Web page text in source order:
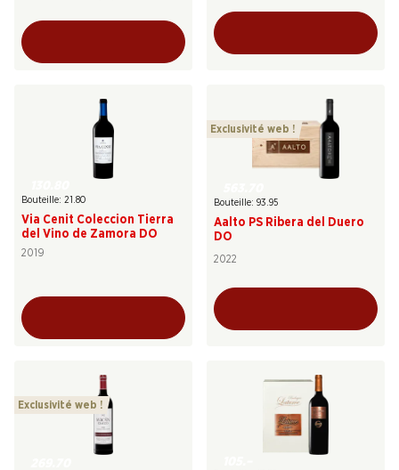
Bouteille: 21.80
Via Cenit Coleccion Tierra
del Vino de Zamora DO
2019
Exclusivité web !
Bouteille: 93.95
Aalto PS Ribera del Duero
DO
2022
Exclusivité web !